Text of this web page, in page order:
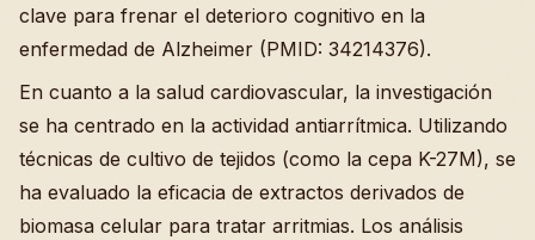
clave para frenar el deterioro cognitivo en la
enfermedad de Alzheimer (PMID: 34214376).
En cuanto a la salud cardiovascular, la investigación
se ha centrado en la actividad antiarrítmica. Utilizando
técnicas de cultivo de tejidos (como la cepa K-27M), se
ha evaluado la eficacia de extractos derivados de
biomasa celular para tratar arritmias. Los análisis